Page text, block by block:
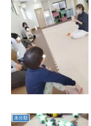
未分類